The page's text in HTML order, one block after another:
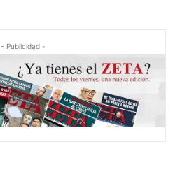
- Publicidad -